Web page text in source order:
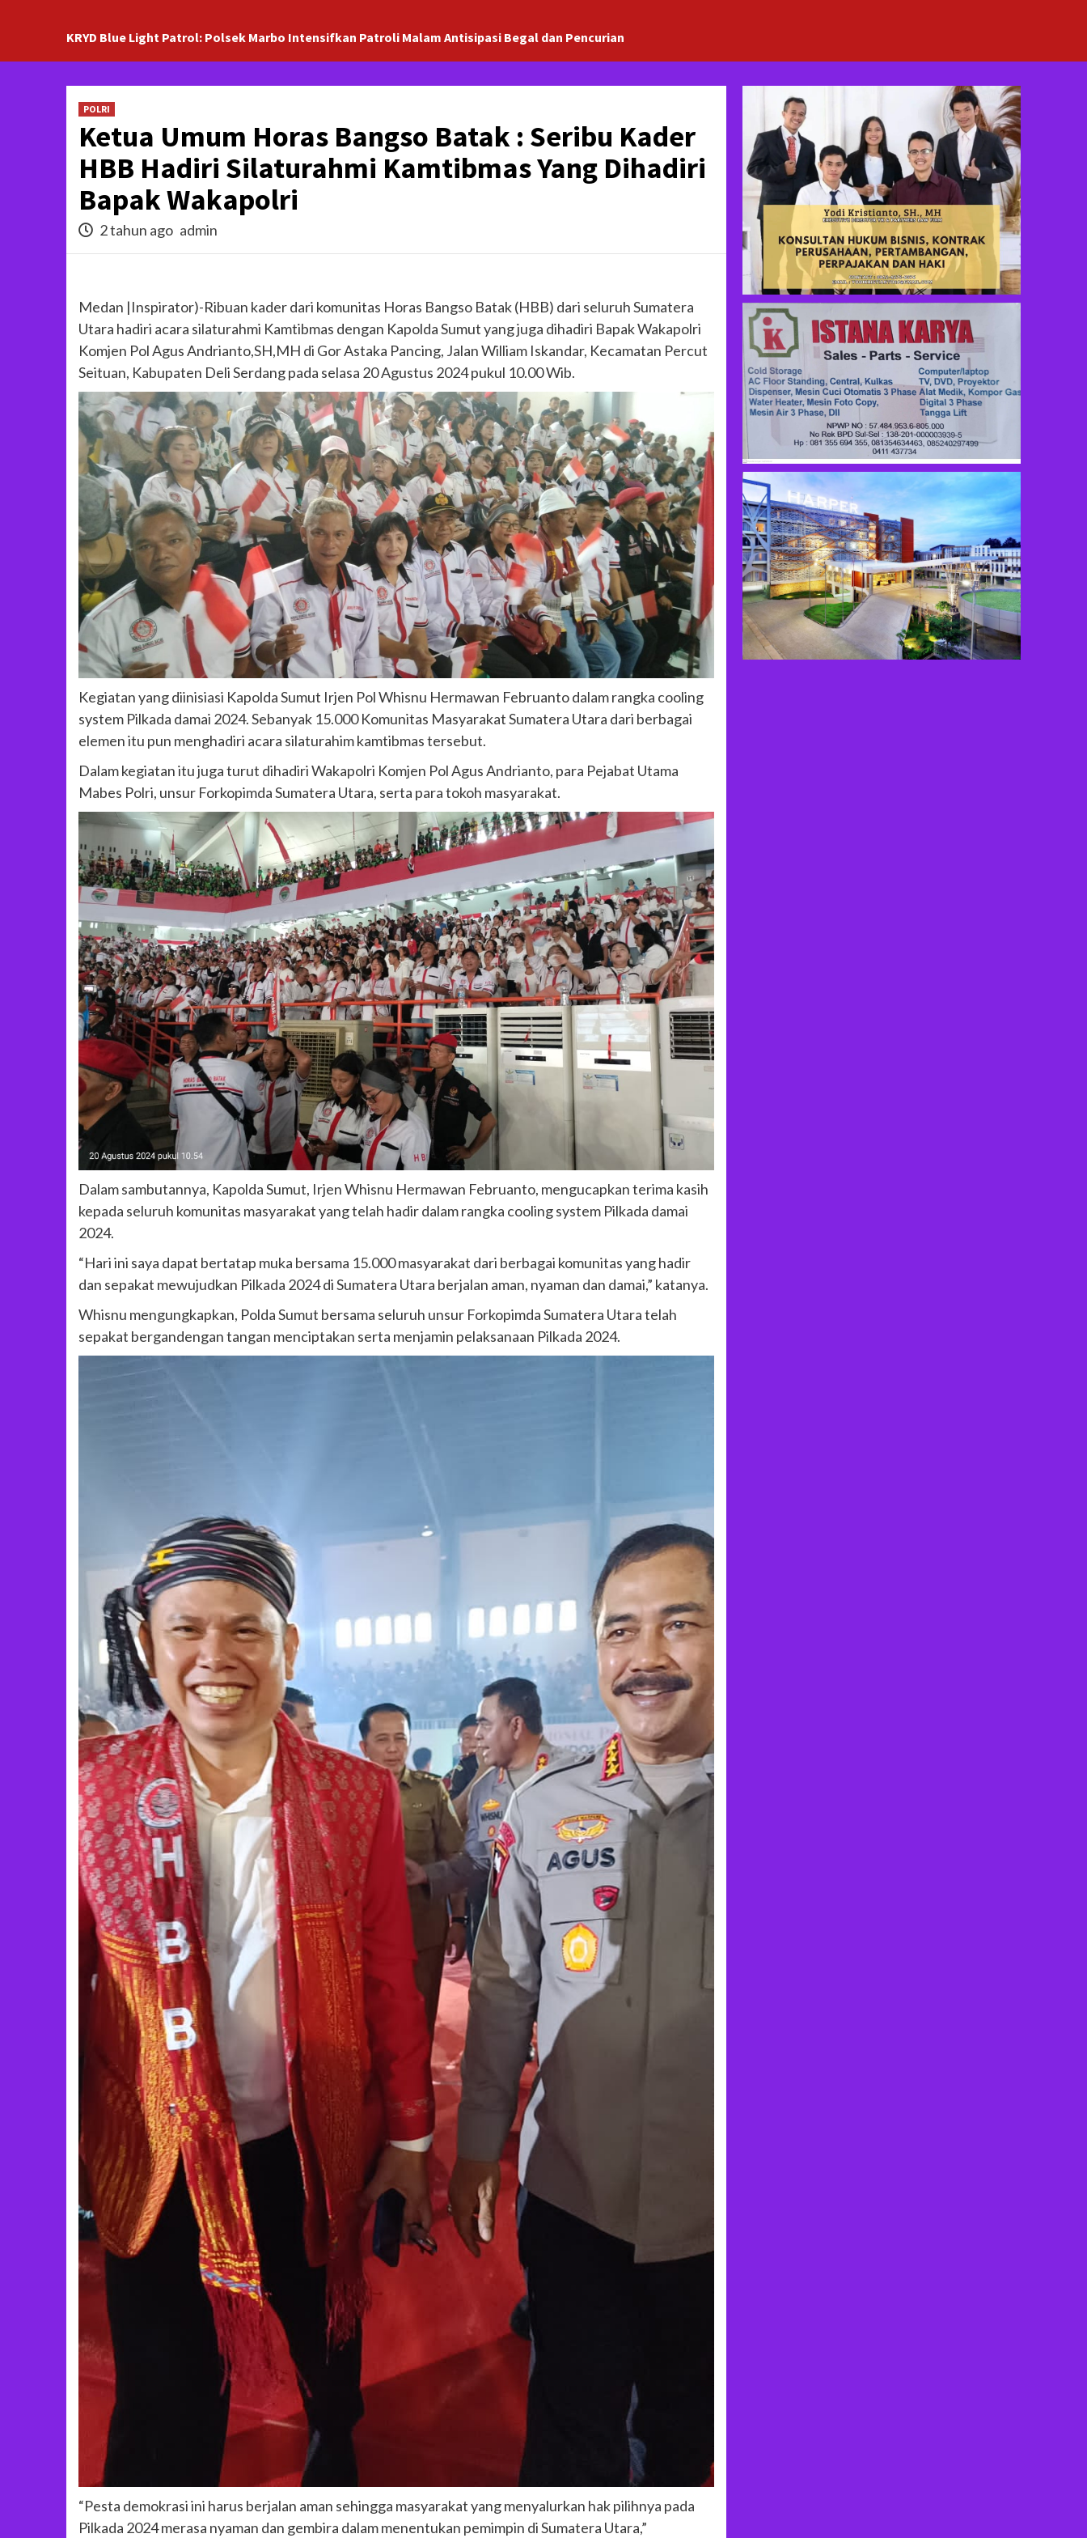
KRYD Blue Light Patrol: Polsek Marbo Intensifkan Patroli Malam Antisipasi Begal dan Pencurian
POLRI
Ketua Umum Horas Bangso Batak : Seribu Kader
HBB Hadiri Silaturahmi Kamtibmas Yang Dihadiri
Bapak Wakapolri
2 tahun ago admin
Medan |Inspirator)-Ribuan kader dari komunitas Horas Bangso Batak (HBB) dari seluruh Sumatera
Utara hadiri acara silaturahmi Kamtibmas dengan Kapolda Sumut yang juga dihadiri Bapak Wakapolri
Komjen Pol Agus Andrianto,SH,MH di Gor Astaka Pancing, Jalan William Iskandar, Kecamatan Percut
Seituan, Kabupaten Deli Serdang pada selasa 20 Agustus 2024 pukul 10.00 Wib.
Kegiatan yang diinisiasi Kapolda Sumut Irjen Pol Whisnu Hermawan Februanto dalam rangka cooling
system Pilkada damai 2024. Sebanyak 15.000 Komunitas Masyarakat Sumatera Utara dari berbagai
elemen itu pun menghadiri acara silaturahim kamtibmas tersebut.
Dalam kegiatan itu juga turut dihadiri Wakapolri Komjen Pol Agus Andrianto, para Pejabat Utama
Mabes Polri, unsur Forkopimda Sumatera Utara, serta para tokoh masyarakat.
Dalam sambutannya, Kapolda Sumut, Irjen Whisnu Hermawan Februanto, mengucapkan terima kasih
kepada seluruh komunitas masyarakat yang telah hadir dalam rangka cooling system Pilkada damai
2024.
“Hari ini saya dapat bertatap muka bersama 15.000 masyarakat dari berbagai komunitas yang hadir
dan sepakat mewujudkan Pilkada 2024 di Sumatera Utara berjalan aman, nyaman dan damai,” katanya.
Whisnu mengungkapkan, Polda Sumut bersama seluruh unsur Forkopimda Sumatera Utara telah
sepakat bergandengan tangan menciptakan serta menjamin pelaksanaan Pilkada 2024.
“Pesta demokrasi ini harus berjalan aman sehingga masyarakat yang menyalurkan hak pilihnya pada
Pilkada 2024 merasa nyaman dan gembira dalam menentukan pemimpin di Sumatera Utara,”